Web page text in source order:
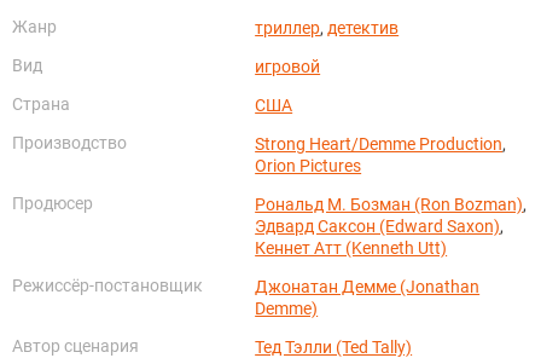
Жанр
триллер, детектив
Вид
игровой
Страна
США
Производство
Strong Heart/Demme Production,
Orion Pictures
Продюсер
Рональд М. Бозман (Ron Bozman),
Эдвард Саксон (Edward Saxon),
Кеннет Атт (Kenneth Utt)
Режиссёр-постановщик
Джонатан Демме (Jonathan
Demme)
Автор сценария
Тед Тэлли (Ted Tally)